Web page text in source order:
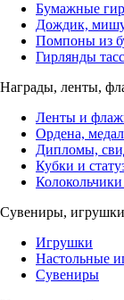
Бумажные
Дождик,
Помпоны из
Гирлянды
Награды, ленты,
Ленты и
Ордена,
Дипломы,
Кубки и
Сувениры,
Игрушки
Настольные
Сувениры